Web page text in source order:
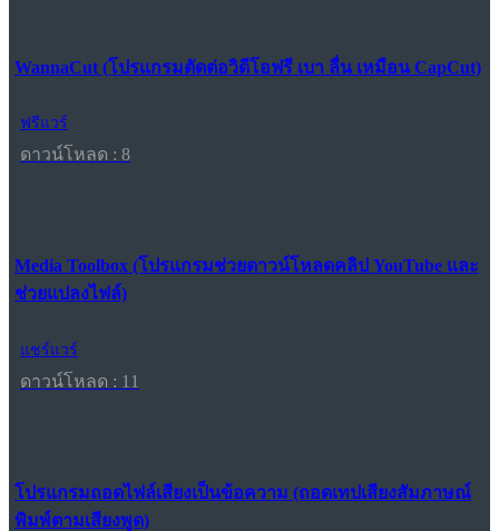
WannaCut (โปรแกรมตัดต่อวิดีโอฟรี เบา ลื่น เหมือน CapCut)
ฟรีแวร์
ดาวน์โหลด : 8
Media Toolbox (โปรแกรมช่วยดาวน์โหลดคลิป YouTube และ
ช่วยแปลงไฟล์)
แชร์แวร์
ดาวน์โหลด : 11
โปรแกรมถอดไฟล์เสียงเป็นข้อความ (ถอดเทปเสียงสัมภาษณ์
พิมพ์ตามเสียงพูด)